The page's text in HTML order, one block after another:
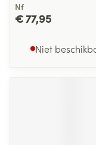
Nf
€ 77,95
Niet